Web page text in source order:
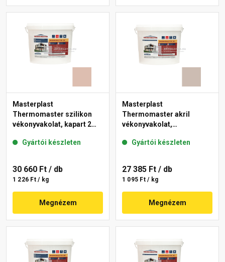
Masterplast
Thermomaster szilikon
vékonyvakolat, kapart 2
Gyártói készleten
30 660 Ft / db
1 226 Ft / kg
Megnézem
Masterplast
Thermomaster akril
vékonyvakolat,
44-D 25 kg
Gyártói készleten
27 385 Ft / db
1 095 Ft / kg
Megnézem